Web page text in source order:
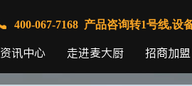
400-067-7168 产品咨询转1号线,设
资讯中心 走进麦大厨 招商加盟